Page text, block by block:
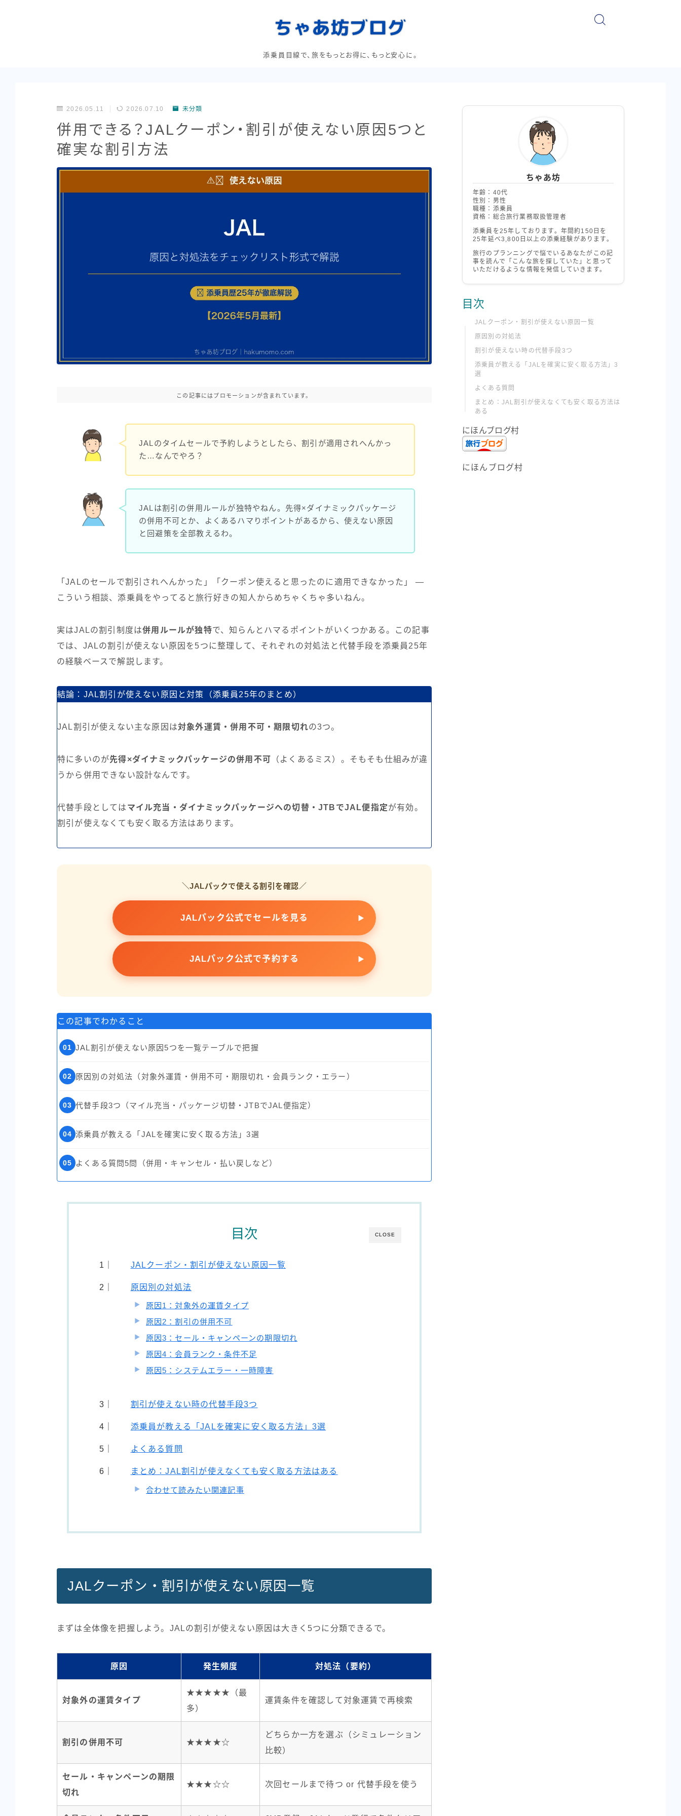
添乗員目線で、旅をもっとお得に、もっと安心に。
2026.05.11 2026.07.10 未分類
併用できる？JALクーポン・割引が使えない原因5つと
確実な割引方法
この記事にはプロモーションが含まれています。
JALのタイムセールで予約しようとしたら、割引が適用されへんかっ
た…なんでやろ？
JALは割引の併用ルールが独特やねん。先得×ダイナミックパッケージ
の併用不可とか、よくあるハマりポイントがあるから、使えない原因
と回避策を全部教えるわ。
「JALのセールで割引されへんかった」「クーポン使えると思ったのに適用できなかった」 —
こういう相談、添乗員をやってると旅行好きの知人からめちゃくちゃ多いねん。
実はJALの割引制度は併用ルールが独特で、知らんとハマるポイントがいくつかある。この記事
では、JALの割引が使えない原因を5つに整理して、それぞれの対処法と代替手段を添乗員25年
の経験ベースで解説します。
結論：JAL割引が使えない原因と対策（添乗員25年のまとめ）
JAL割引が使えない主な原因は対象外運賃・併用不可・期限切れの3つ。
特に多いのが先得×ダイナミックパッケージの併用不可 （よくあるミス）。そもそも仕組みが違
うから併用できない設計なんです。
代替手段としては マイル充当・ダイナミックパッケージへの切替・JTBでJAL便指定が有効。
割引が使えなくても安く取る方法はあります。
＼JALパックで使える割引を確認／
JALパック公式でセールを見る
JALパック公式で予約する
この記事でわかること
01 JAL割引が使えない原因5つを一覧テーブルで把握
02 原因別の対処法（対象外運賃・併用不可・期限切れ・会員ランク・エラー）
03 代替手段3つ（マイル充当・パッケージ切替・JTBでJAL便指定）
04 添乗員が教える「JALを確実に安く取る方法」3選
05 よくある質問5問（併用・キャンセル・払い戻しなど）
CLOSE
目次
JALクーポン・割引が使えない原因一覧
原因別の対処法
原因1：対象外の運賃タイプ
原因2：割引の併用不可
原因3：セール・キャンペーンの期限切れ
原因4：会員ランク・条件不足
原因5：システムエラー・一時障害
割引が使えない時の代替手段3つ
添乗員が教える「JALを確実に安く取る方法」3選
よくある質問
まとめ：JAL割引が使えなくても安く取る方法はある
合わせて読みたい関連記事
JALクーポン・割引が使えない原因一覧
まずは全体像を把握しよう。JALの割引が使えない原因は大きく5つに分類できるで。
原因 発生頻度 対処法（要約）
対象外の運賃タイプ
★★★★★（最
多）
運賃条件を確認して対象運賃で再検索
割引の併用不可 ★★★★☆
どちらか一方を選ぶ（シミュレーション
比較）
セール・キャンペーンの期限
切れ
★★★☆☆ 次回セールまで待つ or 代替手段を使う
ちゃあ坊
年齢：40代
性別：男性
職種：添乗員
資格：総合旅行業務取扱管理者
添乗員を25年しております。年間約150日を
25年延べ3,800日以上の添乗経験があります。
旅行のプランニングで悩でいるあなたがこの記
事を読んで「こんな旅を探していた」と思って
いただけるような情報を発信していきます。
目次
JALクーポン・割引が使えない原因一覧
原因別の対処法
割引が使えない時の代替手段3つ
添乗員が教える「JALを確実に安く取る方法」3
選
よくある質問
まとめ：JAL割引が使えなくても安く取る方法は
ある
にほんブログ村
にほんブログ村